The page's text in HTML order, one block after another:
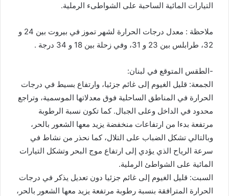
التيارات المائية الساحبة على الشواطىء الرملية.
ملاحظة : معدل درجات الحرارة لشهر تموز في بيروت بين 24 و
32، طرابلس بين 23 و 31، وفي زحلة بين 18 و 34 درجة .
-الطقس المتوقع في لبنان:
الجمعة: قليل الغيوم إلى غائم جزئيا، وارتفاع بسيط في درجات
الحرارة في المناطق الساحلية فوق معدلاتها الموسمية، وتراجع
محدود في الداخل وعلى الجبال. كما تكون نسبة الرطوبة
مرتفعة بدءا من ارتفاعات منخفضة يزيد معها الشعور بالحر،
وبالتالي تشكل الضباب على التلال، كما نحذر من نشاط في
سرعة الرياح الذي يؤدي إلى ارتفاع موج البحر وتشكل التيارات
المائية على الشواطئ الرملية.
السبت: قليل الغيوم إلى غائم جزئيا دون تعديل يذكر في درجات
الحرارة المترافقة بنسبة رطوبة مرتفعة يزيد معها الشعور بالحر،